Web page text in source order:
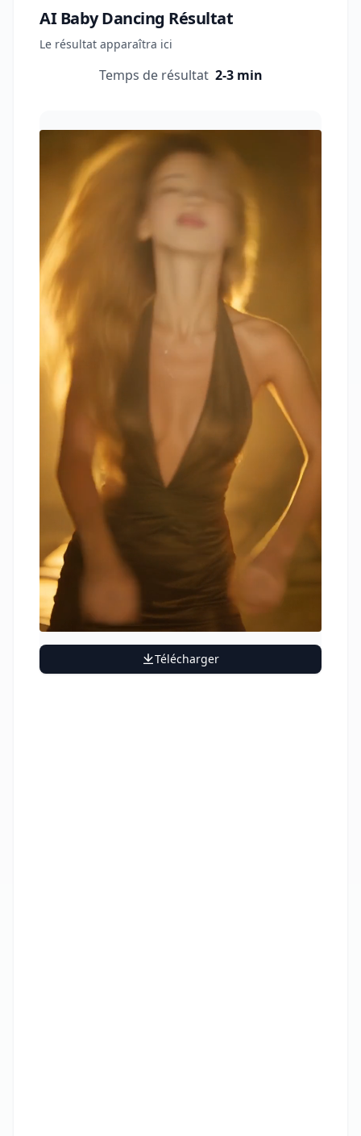
AI Baby Dancing Résultat
Le résultat apparaîtra ici
Temps de résultat 2-3 min
Télécharger